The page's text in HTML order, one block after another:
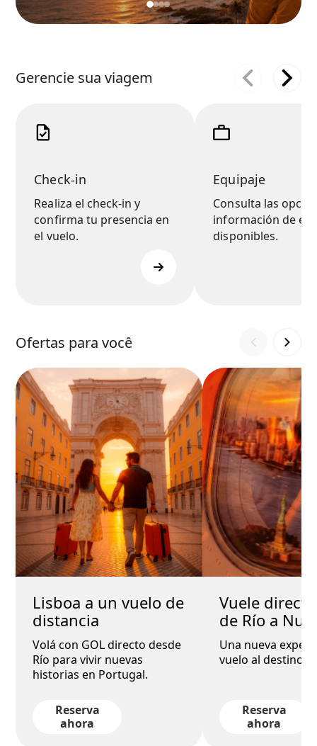
Gerencie sua viagem
Check-in
Realiza el check-in y
confirma tu presencia en
el vuelo.
Equipaje
Consulta las
información de
disponibles.
Ofertas para você
Lisboa a un vuelo de
distancia
Volá con GOL directo desde
Río para vivir nuevas
historias en Portugal.
Reserva
ahora
Vuele
de Río a
Una nueva
vuelo al destino
Reserva
ahora